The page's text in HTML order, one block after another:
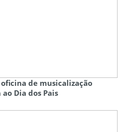
de musicalização
Dia dos Pais